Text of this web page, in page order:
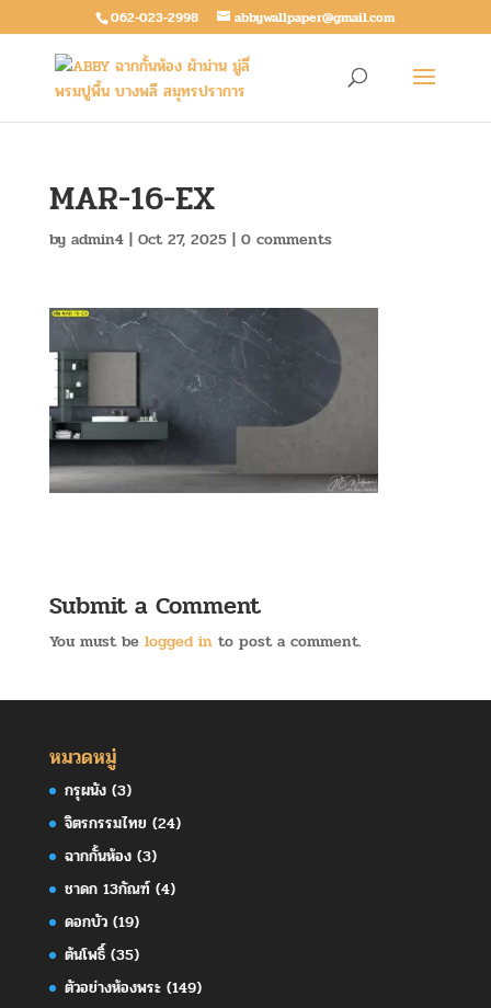
062-023-2998 abbywallpaper@gmail.com
MAR-16-EX
by admin4| Oct 27, 2025| 0 comments
Submit a Comment
You must be logged into post a comment.
หมวดหมู่
กรุผนัง(3)
จิตรกรรมไทย (24)
ฉากกั้นห้อง(3)
ชาดก 13กัณฑ์(4)
ดอกบัว(19)
ต้นโพธิ์(35)
ตัวอย่างห้องพระ(149)